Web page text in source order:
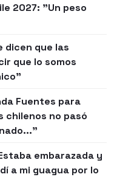
2027: "Un peso
dicen que las
que lo somos
Fuentes para
no pasó
embarazada y
a mi guagua por lo